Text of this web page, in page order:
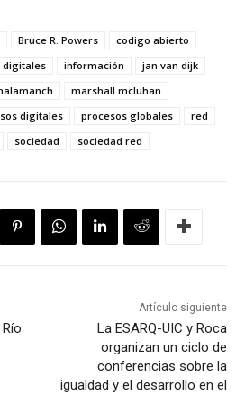
Bruce R. Powers
codigo abierto
digitales información
jan van dijk
marshall mcluhan
digitales procesos globales
red
sociedad sociedad red
Artículo siguiente
La ESARQ-UIC y Roca
organizan un ciclo de
conferencias sobre la
igualdad y el desarrollo en el